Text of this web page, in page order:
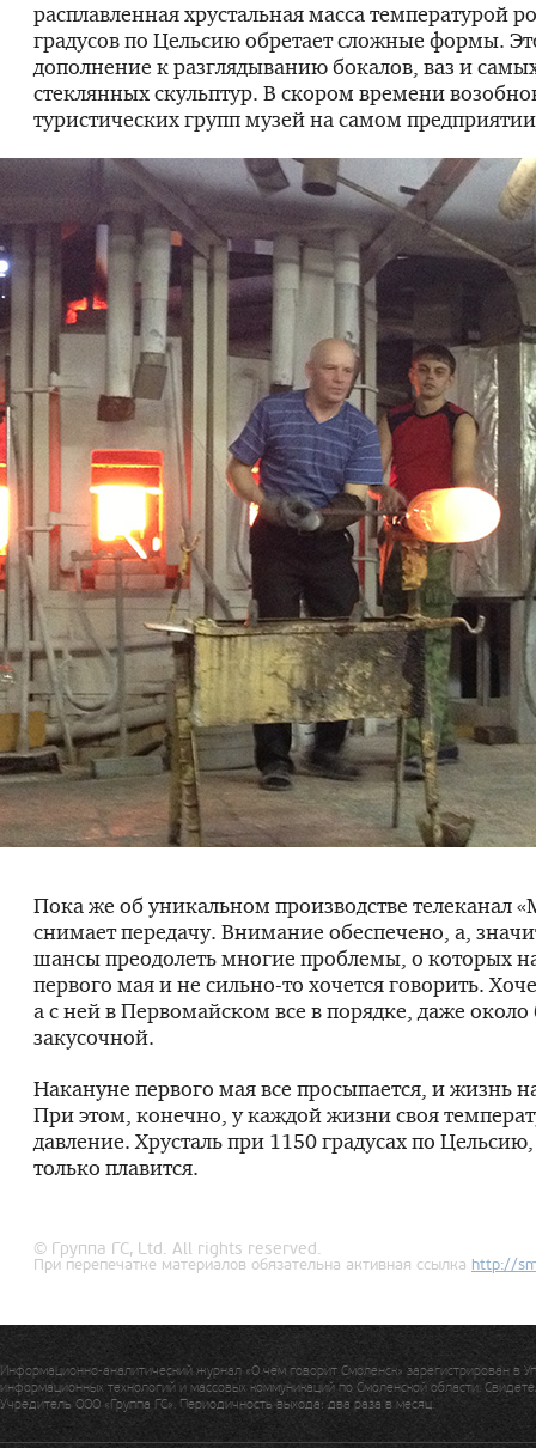
расплавленная хрустальная масса температурой
градусов по Цельсию обретает сложные формы.
дополнение к разглядыванию бокалов, ваз и
стеклянных скульптур. В скором времени
туристических групп музей на самом
Пока же об уникальном производстве телеканал
снимает передачу. Внимание обеспечено, а,
шансы преодолеть многие проблемы, о которых
первого мая и не сильно-то хочется говорить.
а с ней в Первомайском все в порядке, даже
закусочной.
Накануне первого мая все просыпается, и жизнь
При этом, конечно, у каждой жизни своя
давление. Хрусталь при 1150 градусах по
только плавится.
© Группа ГС, Ltd. All rights reserved.
При перепечатке материалов обязательна активная ссылка http://
Информационно-аналитический журнал «О чем говорит Смоленск» зарегистрирован в
информационных технологий и массовых коммуникаций по Смоленской области.
Учредитель ООО «Группа ГС». Периодичность выхода: два раза в месяц.